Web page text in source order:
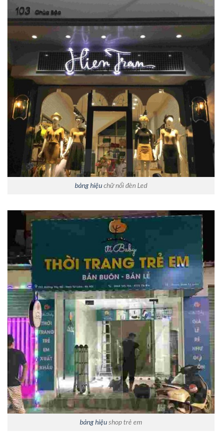
bảng hiệu chữ nổi đèn Led
bảng hiệu shop trẻ em